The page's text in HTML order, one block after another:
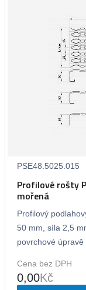
PSE48.5025.015
Profilové rošty
mořená
Profilový
50 mm, síla 2,5
povrchové úpravě
Cena bez DPH
0,00Kč